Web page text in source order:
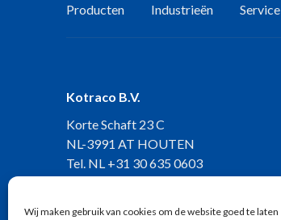
Wij maken gebruik van cookies om de website goed te laten
Producten Industrieën Service
Kotraco B.V.
Korte Schaft 23 C
NL-3991 AT HOUTEN
Tel. NL +31 30 635 0603